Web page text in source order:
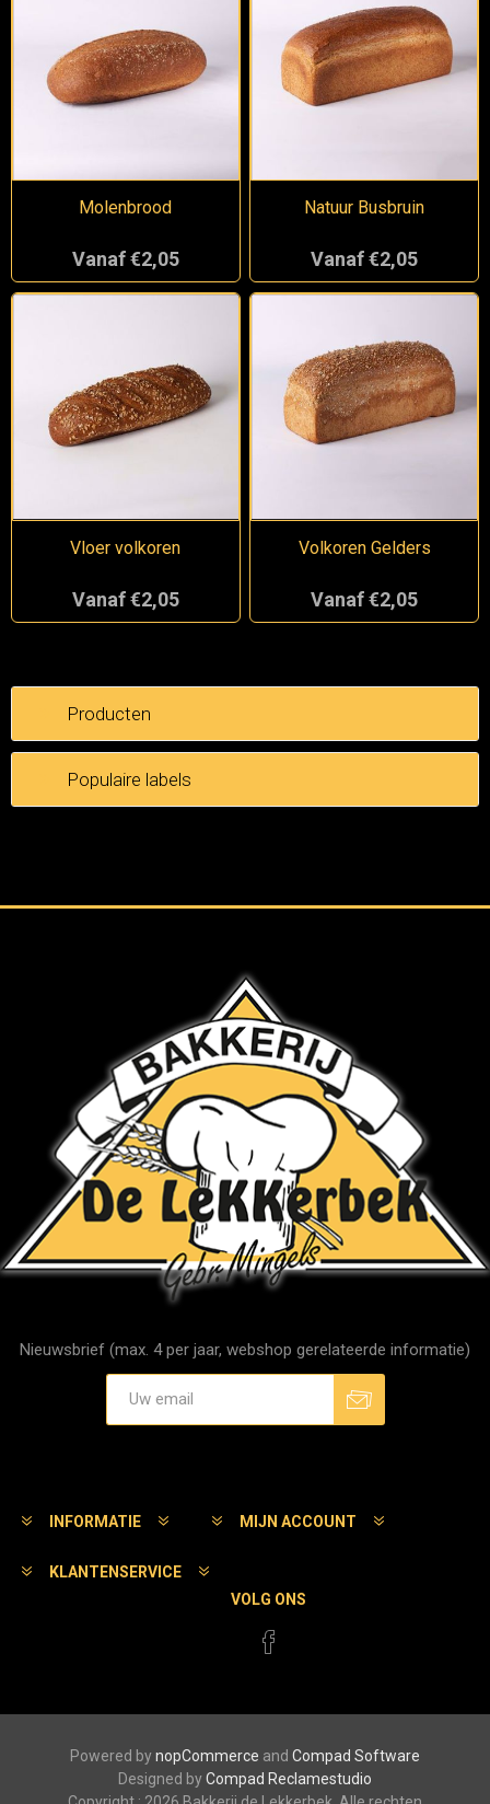
Molenbrood
Vanaf €2,05
Natuur Busbruin
Vanaf €2,05
Vloer volkoren
Vanaf €2,05
Volkoren Gelders
Vanaf €2,05
Producten
Populaire labels
Nieuwsbrief (max. 4 per jaar, webshop gerelateerde informatie)
INFORMATIE MIJN ACCOUNT
KLANTENSERVICE
VOLG ONS
Powered bynopCommerce and Compad Software
Designed byCompad Reclamestudio